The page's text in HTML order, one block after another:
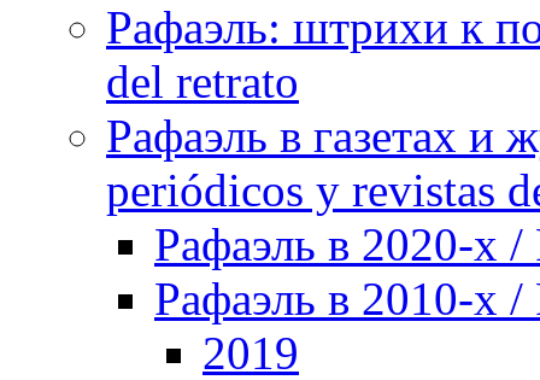
Рафаэль: штрихи к
del retrato
Рафаэль в газетах и
periódicos y revistas
Рафаэль в 2020-х /
Рафаэль в 2010-х /
2019